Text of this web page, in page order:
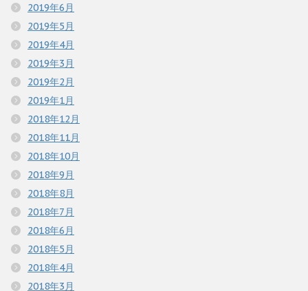
2019年6月
2019年5月
2019年4月
2019年3月
2019年2月
2019年1月
2018年12月
2018年11月
2018年10月
2018年9月
2018年8月
2018年7月
2018年6月
2018年5月
2018年4月
2018年3月